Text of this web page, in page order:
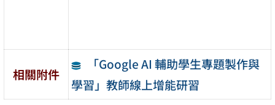
相關附件
「Google AI 輔助學生專題製作與
學習」教師線上增能研習